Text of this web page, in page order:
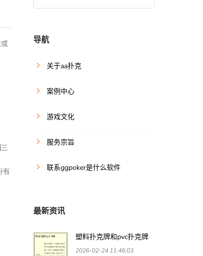
三
有
导航
关于aa扑克
案例中心
游戏文化
服务宗旨
联系ggpoker是什么软件
最新资讯
塑料扑克牌和pvc扑克牌
2026-02-24 11:46:03